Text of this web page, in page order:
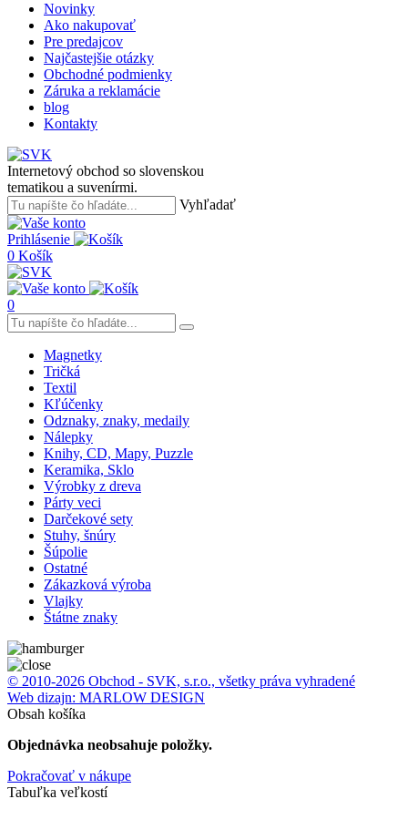
Novinky
Ako nakupovať
Pre predajcov
Najčastejšie otázky
Obchodné podmienky
Záruka a reklamácie
blog
Kontakty
Internetový obchod so slovenskou
tematikou a suvenírmi.
Vyhľadať
Prihlásenie
0 Košík
0
Magnetky
Tričká
Textil
Kľúčenky
Odznaky, znaky, medaily
Nálepky
Knihy, CD, Mapy, Puzzle
Keramika, Sklo
Výrobky z dreva
Párty veci
Darčekové sety
Stuhy, šnúry
Šúpolie
Ostatné
Zákazková výroba
Vlajky
Štátne znaky
© 2010-2026 Obchod - SVK, s.r.o., všetky práva vyhradené
Web dizajn: MARLOW DESIGN
Obsah košíka
Objednávka neobsahuje položky.
Pokračovať v nákupe
Tabuľka veľkostí